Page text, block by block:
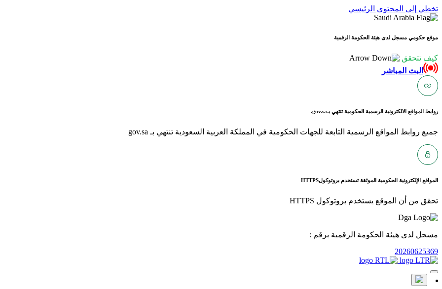
تخطي إلى المحتوى الرئيسي
موقع حكومي مسجل لدى هيئة الحكومة الرقمية
كيف تتحقق
البث المباشر
روابط المواقع الالكترونية الرسمية الحكومية تنتهي بـgov.sa.
جميع روابط المواقع الرسمية التابعة للجهات الحكومية في المملكة العربية السعودية تنتهي بـ gov.sa
المواقع الإلكترونية الحكومية الموثقة تستخدم بروتوكولHTTPS
تحقق من أن الموقع يستخدم بروتوكول HTTPS
مسجل لدى هيئة الحكومة الرقمية برقم :
20260625369